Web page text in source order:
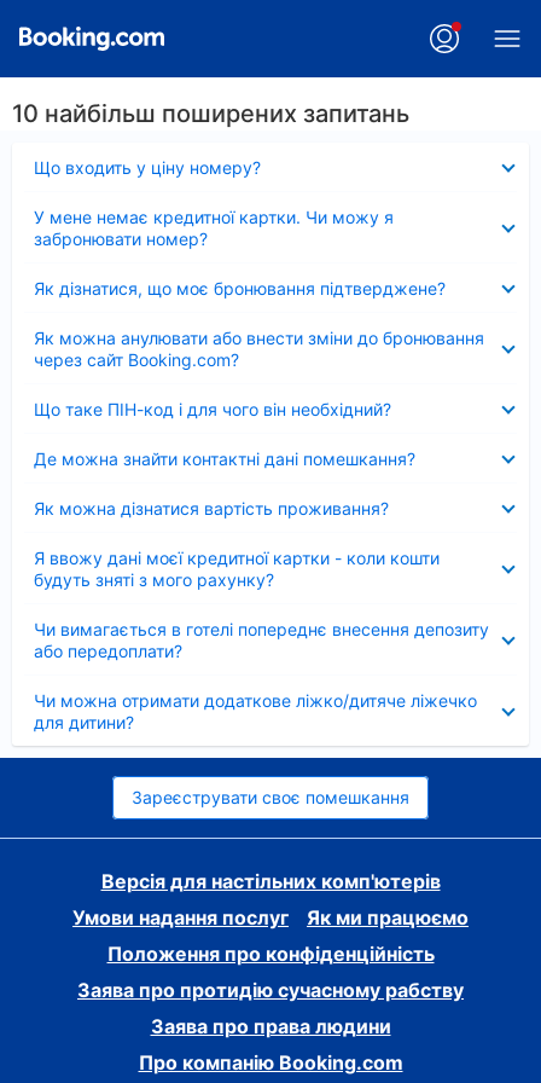
10 найбільш поширених запитань
Що входить у ціну номеру?
У мене немає кредитної картки. Чи можу я
забронювати номер?
Як дізнатися, що моє бронювання підтверджене?
Як можна анулювати або внести зміни до бронювання
через сайт Booking.com?
Що таке ПІН-код і для чого він необхідний?
Де можна знайти контактні дані помешкання?
Як можна дізнатися вартість проживання?
Я ввожу дані моєї кредитної картки - коли кошти
будуть зняті з мого рахунку?
Чи вимагається в готелі попереднє внесення депозиту
або передоплати?
Чи можна отримати додаткове ліжко/дитяче ліжечко
для дитини?
Зареєструвати своє помешкання
Версія для настільних комп'ютерів
Умови надання послуг
Як ми працюємо
Положення про конфіденційність
Заява про протидію сучасному рабству
Заява про права людини
Про компанію Booking.com